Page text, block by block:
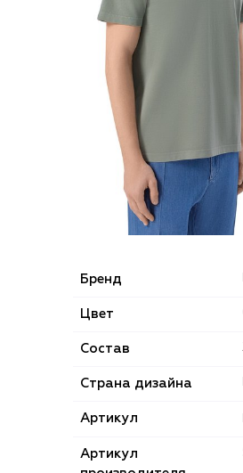
Бренд
Цвет
Состав
Страна дизайна
Артикул
Артикул